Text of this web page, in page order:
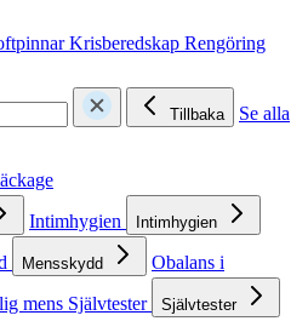
Krisberedskap Rengöring
Tillbaka
Se alla
Intimhygien Intimhygien
Mensskydd
Obalans i
mens Självtester Självtester